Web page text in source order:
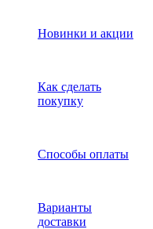
Новинки и акции
Как сделать
покупку
Способы оплаты
Варианты
доставки